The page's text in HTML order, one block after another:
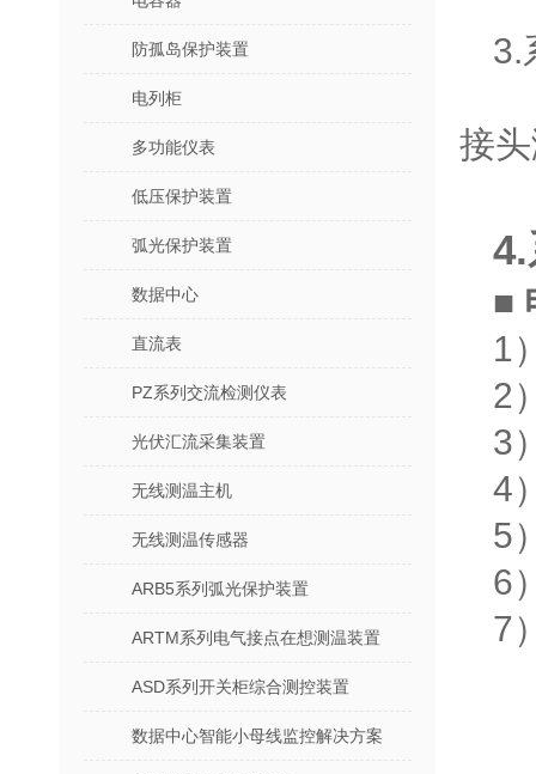
防孤岛保护装置
电列柜
多功能仪表
低压保护装置
弧光保护装置
数据中心
直流表
PZ系列交流检测仪表
光伏汇流采集装置
无线测温主机
无线测温传感器
ARB5系列弧光保护装置
ARTM系列电气接点在想测温装置
ASD系列开关柜综合测控装置
数据中心智能小母线监控解决方案
3.
接
■
1
2
3
4
5
6
7